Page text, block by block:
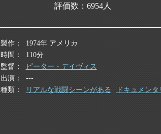
評価数： 6954 人
製作
1974年 アメリカ
時間
110分
監督
ピーター・デイヴィス
出演
---
種類
リアルな戦闘シーンがある ドキュメンタ